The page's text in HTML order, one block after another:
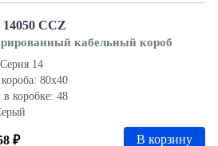
14050 CCZ
кабельный короб
14
80х40
коробке: 48
₽ В корзину